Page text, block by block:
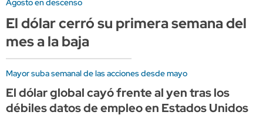
Agosto en descenso
El dólar cerró su primera semana del
mes a la baja
Mayor suba semanal de las acciones desde mayo
El dólar global cayó frente al yen tras los
débiles datos de empleo en Estados Unidos